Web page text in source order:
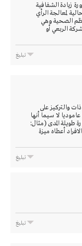
زيادة الشفافية
لمعالجة الرأي
الصحية وهي
الربعي أو
تبليغ
والتركيز على
لا سيما أنها
طويلة المدى (مثال:
أعطاه ميزة
تبليغ
تبليغ